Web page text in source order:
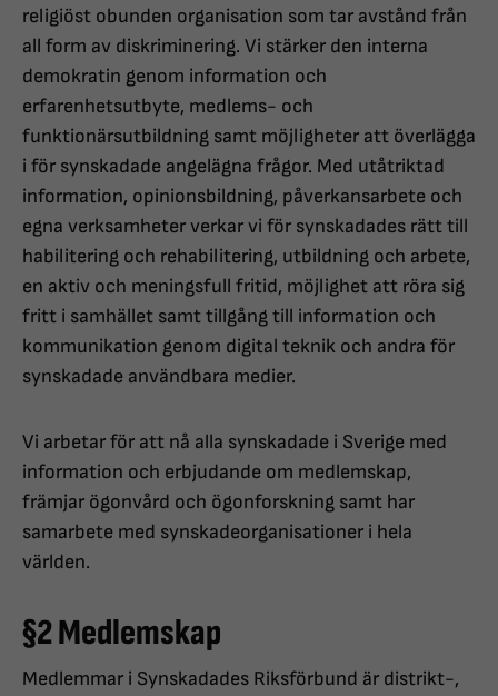
religiöst obunden organisation som tar avstånd från
all form av diskriminering. Vi stärker den interna
demokratin genom information och
erfarenhetsutbyte, medlems- och
funktionärsutbildning samt möjligheter att överlägga
i för synskadade angelägna frågor. Med utåtriktad
information, opinionsbildning, påverkansarbete och
egna verksamheter verkar vi för synskadades rätt till
habilitering och rehabilitering, utbildning och arbete,
en aktiv och meningsfull fritid, möjlighet att röra sig
fritt i samhället samt tillgång till information och
kommunikation genom digital teknik och andra för
synskadade användbara medier.
Vi arbetar för att nå alla synskadade i Sverige med
information och erbjudande om medlemskap,
främjar ögonvård och ögonforskning samt har
samarbete med synskadeorganisationer i hela
världen.
§2 Medlemskap
Medlemmar i Synskadades Riksförbund är distrikt-,